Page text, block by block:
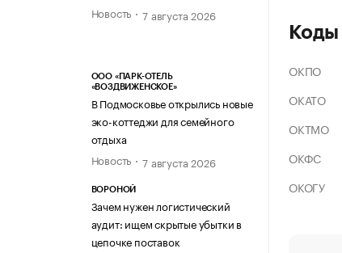
Новость
7 августа 2026
ООО «ПАРК-ОТЕЛЬ
«ВОЗДВИЖЕНСКОЕ»
В Подмосковье открылись новые
эко-коттеджи для семейного
отдыха
Новость
7 августа 2026
ВОРОНОЙ
Зачем нужен логистический
аудит: ищем скрытые убытки в
цепочке поставок
Коды
ОКПО
ОКАТО
ОКТМО
ОКФС
ОКОГУ